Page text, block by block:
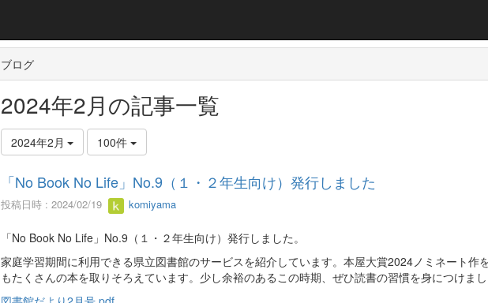
ブログ
2024年2月の記事一覧
2024年2月 100件
「No Book No Life」No.9（１・２年生向け）発行しました
投稿日時 : 2024/02/19 komiyama
「No Book No Life」No.9（１・２年生向け）発行しました。
家庭学習期間に利用できる県立図書館のサービスを紹介しています。本屋大賞2024ノミネート作
もたくさんの本を取りそろえています。少し余裕のあるこの時期、ぜひ読書の習慣を身につけまし